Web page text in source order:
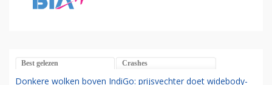
Best gelezen Crashes
Donkere wolken boven IndiGo: prijsvechter doet widebody-